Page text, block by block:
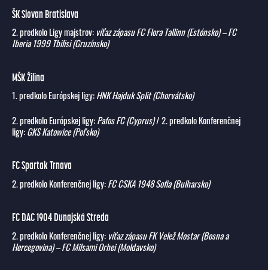
ŠK Slovan Bratislava
2. predkolo Ligy majstrov: víťaz zápasu FC Flora Tallinn (Estónsko) – FC
Iberia 1999 Tbilisi (Gruzínsko)
MŠK Žilina
1. predkolo Európskej ligy:HNK Hajduk Split (Chorvátsko)
2. predkolo Európskej ligy:Pafos FC (Cyprus)/ 2. predkolo Konferenčnej
ligy:GKS Katowice (Poľsko)
FC Spartak Trnava
2. predkolo Konferenčnej ligy:FC CSKA 1948 Sofia (Bulharsko)
FC DAC 1904 Dunajská Streda
2. predkolo Konferenčnej ligy: víťaz zápasu FK Velež Mostar (Bosna a
Hercegovina) – FC Milsami Orhei (Moldavsko)